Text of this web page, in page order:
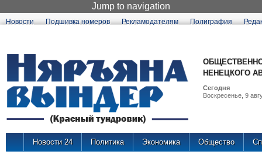
Jump to navigation
Новости Подшивка номеров Рекламодателям Полиграфия
НЕНЕЦКОГО
Сегодня
Воскресенье, 9
Новости 24 Политика Экономика Общество